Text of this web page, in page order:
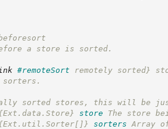
a store is sorted.
#remoteSort remotely sorted}
stores, this will be just
store
The store
sorters Array